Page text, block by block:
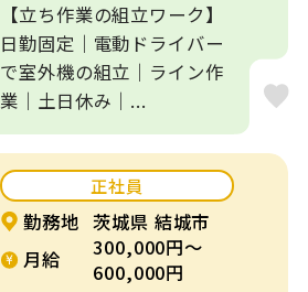
【立ち作業の組立ワーク】
日勤固定｜電動ドライバー
で室外機の組立｜ライン作
業｜土日休み｜...
正社員
勤務地 茨城県 結城市
月給
300,000円～
600,000円